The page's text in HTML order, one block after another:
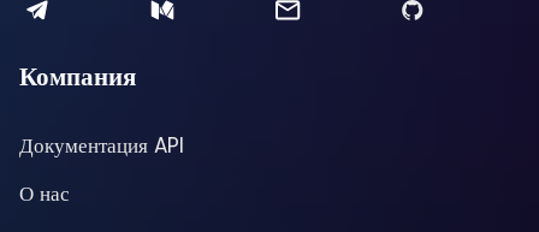
Компания
Документация API
О нас